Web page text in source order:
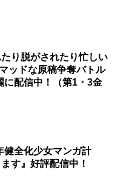
り脱がされたり忙しい
ッドな原稿争奪バトル
に配信中！（第1・3金
健全化少女マンガ計
す』好評配信中！